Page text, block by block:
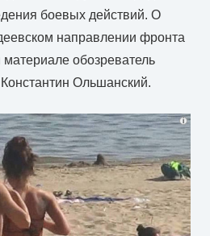
боевых действий. О
направлении фронта
обозреватель
Ольшанский.
i